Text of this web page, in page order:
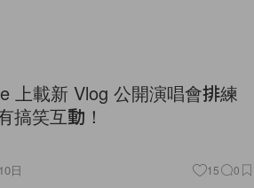
上載新 Vlog 公開演唱會排練
搞笑互動！
日 15 0